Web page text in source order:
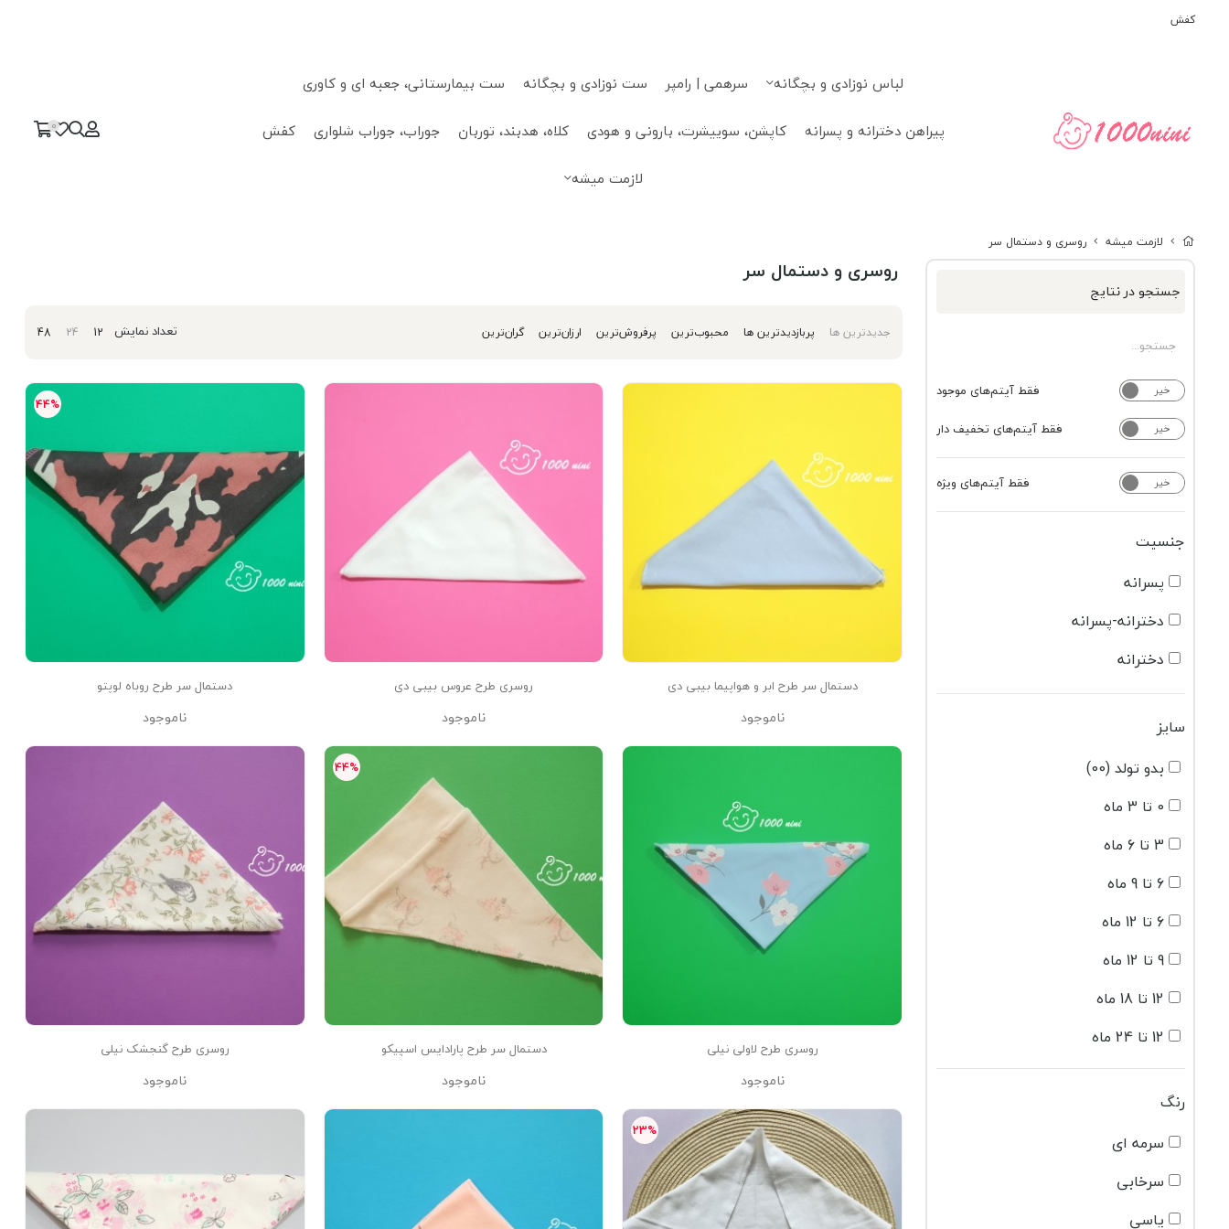
کفش
لباس نوزادی و بچگانه سرهمی | رامپر ست نوزادی و بچگانه
ست بیمارستانی، جعبه ای و کاوری
پیراهن دخترانه و پسرانه
کاپشن، سوییشرت، بارونی و هودی کلاه، هدبند، توربان جوراب، جوراب شلواری
کفش
لازمت میشه
0
لازمت میشه روسری و دستمال سر
جستجو در نتایج
خیر فقط آیتم‌های موجود
خیر فقط آیتم‌های تخفیف دار
خیر فقط آیتم‌های ویژه
جنسیت
پسرانه
دخترانه-پسرانه
دخترانه
سایز
بدو تولد (00)
6 تا 9 ماه
6 تا 12 ماه
9 تا 12 ماه
18 تا 24 ماه
2 تا 3 سال
رنگ
سرمه ای
سرخابی
یاسی
روسری و دستمال سر
جدیدترین ها پربازدیدترین ها محبوب‌‌ترین پرفروش‌ترین ارزان‌ترین گران‌ترین تعداد نمایش 12
24
48
دستمال سر طرح ابر و هواپیما بیبی دی
ناموجود
روسری طرح عروس بیبی دی
ناموجود
44%
دستمال سر طرح روباه لوپتو
ناموجود
روسری طرح لاولی نیلی
ناموجود
44%
دستمال سر طرح پارادایس اسپیکو
ناموجود
روسری طرح گنجشک نیلی
ناموجود
23%